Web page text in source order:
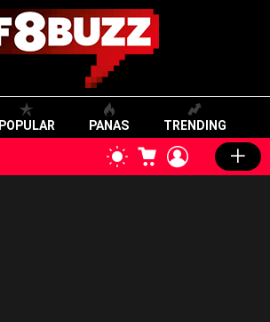
POPULAR PANAS TRENDING
SWITCH
SKIN
CART LOGIN